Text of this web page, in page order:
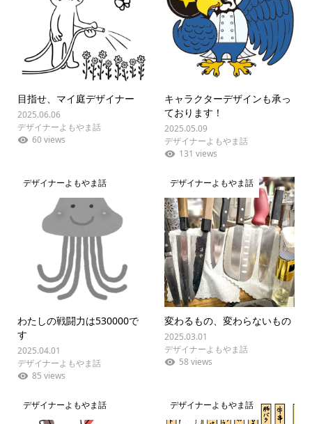
目指せ、マイ庭デザイナー
2025.06.06
デザイナーよもやま話
60 views
キャラクターデザインも承っ
ております！
2025.05.09
デザイナーよもやま話
131 views
デザイナーよもやま話
わたしの戦闘力は530000で
す
2025.04.01
デザイナーよもやま話
85 views
デザイナーよもやま話
変わるもの、変わらないもの
2025.03.01
デザイナーよもやま話
58 views
デザイナーよもやま話 デザイナーよもやま話